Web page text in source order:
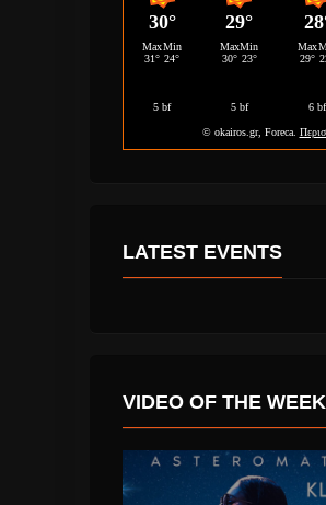
LATEST EVENTS
VIDEO OF THE WEEK